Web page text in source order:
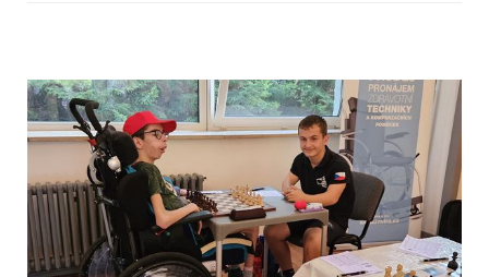
Kontakt